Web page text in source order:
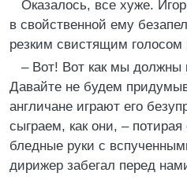
Оказалось, все хуже.
в свойственной ему
резким свистящим голосом
– Вот! Вот как мы должны
Давайте не будем
англичане играют его
сыграем, как они, –
бледные руки с
дирижер забегал перед